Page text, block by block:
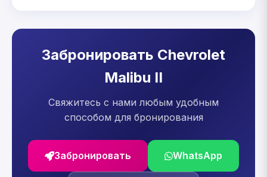
Забронировать Chevrolet
Malibu II
Свяжитесь с нами любым удобным
способом для бронирования
Забронировать WhatsApp